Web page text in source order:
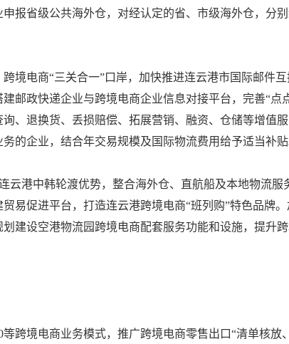
报省级公共海外仓，对经认定的省、市级海外仓，分
境电商“三关合一”口岸，加快推进连云港市国际邮件互
邮政快递企业与跨境电商企业信息对接平台，完善“点
、退换货、丢损赔偿、拓展营销、融资、仓储等增值
的企业，结合年交易规模及国际物流费用给予适当补贴
云港中韩轮渡优势，整合海外仓、直航船及本地物流服
易促进平台，打造连云港跨境电商“班列购”特色品牌
建设空港物流园跨境电商配套服务功能和设施，提升
等跨境电商业务模式，推广跨境电商零售出口“清单核放